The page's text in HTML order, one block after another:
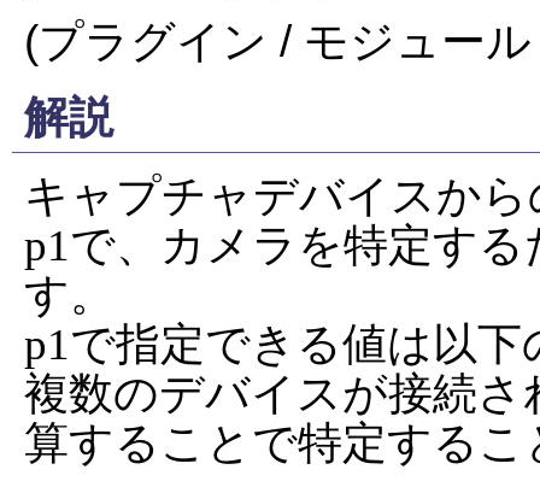
(プラグイン / モジュー
解説
キャプチャデバイスか
p1で、カメラを特定す
す。
p1で指定できる値は以下
複数のデバイスが接続
算することで特定する